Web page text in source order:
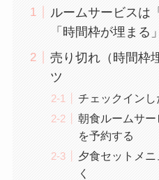
ルームサービスは
「時間枠が埋まる」
売り切れ（時間枠
ツ
チェックインし
朝食ルームサ
を予約する
夕食セットメ
く